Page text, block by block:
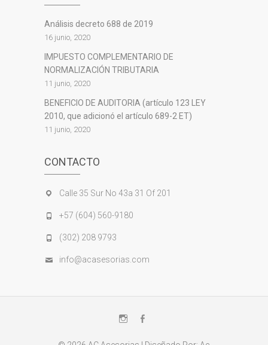
Análisis decreto 688 de 2019
16 junio, 2020
IMPUESTO COMPLEMENTARIO DE
NORMALIZACIÓN TRIBUTARIA
11 junio, 2020
BENEFICIO DE AUDITORIA (artículo 123 LEY
2010, que adicionó el artículo 689-2 ET)
11 junio, 2020
CONTACTO
Calle 35 Sur No 43a 31 Of 201
+57 (604) 560-9180
(302) 208 9793
info@acasesorias.com
Instagram